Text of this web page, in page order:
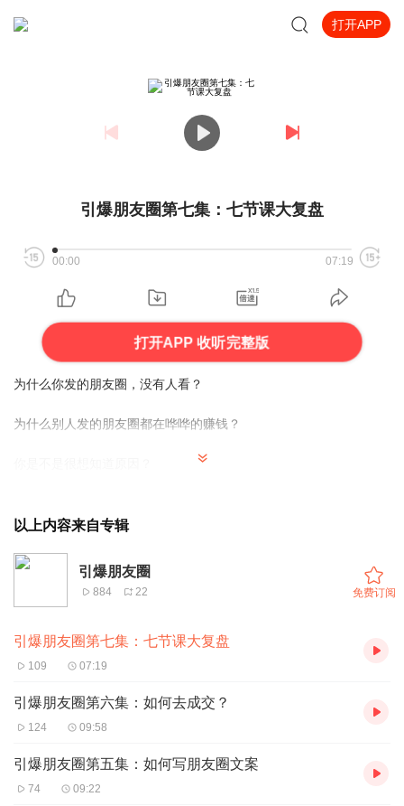
打开APP
引爆朋友圈第七集：七节课大复盘
00:00 07:19
打开APP 收听完整版
为什么你发的朋友圈，没有人看？
为什么别人发的朋友圈都在哗哗的赚钱？
朋友圈七节课！
只要你认真学，学完照着用，你的朋友圈营销一定会有大的改观，
欢迎大家聆听《引爆朋友圈》七节课终极大复盘！
以上内容来自专辑
引爆朋友圈
884 22 免费订阅
引爆朋友圈第七集：七节课大复盘
109 07:19
引爆朋友圈第六集：如何去成交？
124 09:58
引爆朋友圈第五集：如何写朋友圈文案
74 09:22